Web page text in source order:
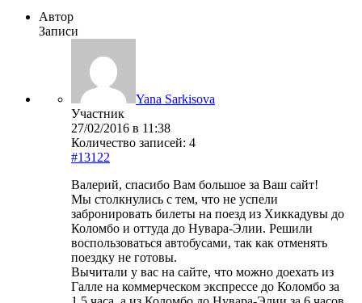
Автор
Записи
Yana Sarkisova
Участник
27/02/2016 в 11:38
Количество записей: 4
#13122
Валерий, спасибо Вам большое за Ваш сайт!
Мы столкнулись с тем, что не успели
забронировать билеты на поезд из Хиккадувы до
Коломбо и оттуда до Нувара-Элии. Решили
воспользоваться автобусами, так как отменять
поездку не готовы.
Вычитали у вас на сайте, что можно доехать из
Галле на коммерческом экспрессе до Коломбо за